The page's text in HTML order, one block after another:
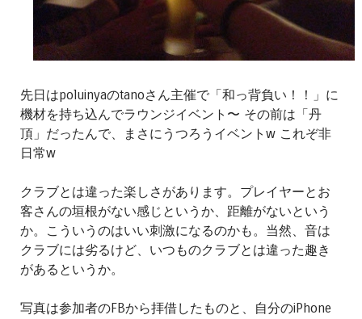
先日はpoluinyaのtanoさん主催で「和っ背負い！！」に
機材を持ち込んでラウンジイベント〜 その前は「丹
頂」だったんで、まさにうつろうイベントw これぞ非
日常w
クラブとは違った楽しさがあります。プレイヤーとお
客さんの垣根がない感じというか、距離がないという
か。こういうのはいい刺激になるのかも。当然、音は
クラブには劣るけど、いつものクラブとは違った趣き
があるというか。
写真は参加者のFBから拝借したものと、自分のiPhone